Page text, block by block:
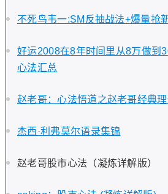
不死鸟韦一:SM反抽战法+爆量抢
好运2008在8年时间里从8万做到
心法汇总
赵老哥：心法悟道之赵老哥经典
杰西·利弗莫尔语录集锦
赵老哥股市心法（凝炼详解版）